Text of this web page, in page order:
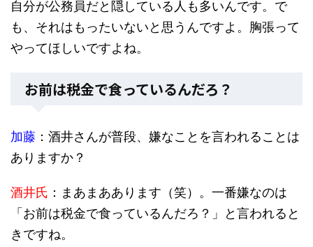
自分が公務員だと隠している人も多いんです。で
も、それはもったいないと思うんですよ。胸張って
やってほしいですよね。
お前は税金で食っているんだろ？
加藤 ：酒井さんが普段、嫌なことを言われることは
ありますか？
酒井氏 ：まあまああります（笑）。一番嫌なのは
「お前は税金で食っているんだろ？」と言われると
きですね。